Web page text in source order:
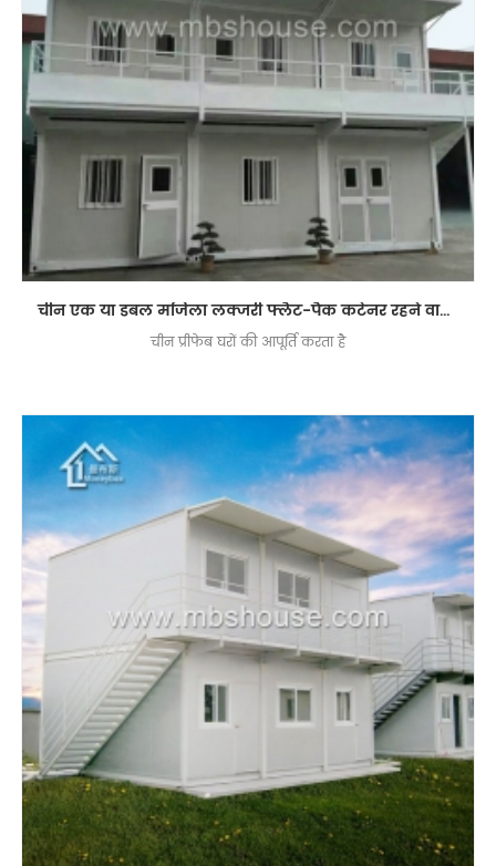
चीन एक या डबल मंजिला लक्जरी फ्लैट-पैक कंटेनर रहने वाले घर को अनुकूलित करता है
चीन प्रीफेब घरों की आपूर्ति करता है